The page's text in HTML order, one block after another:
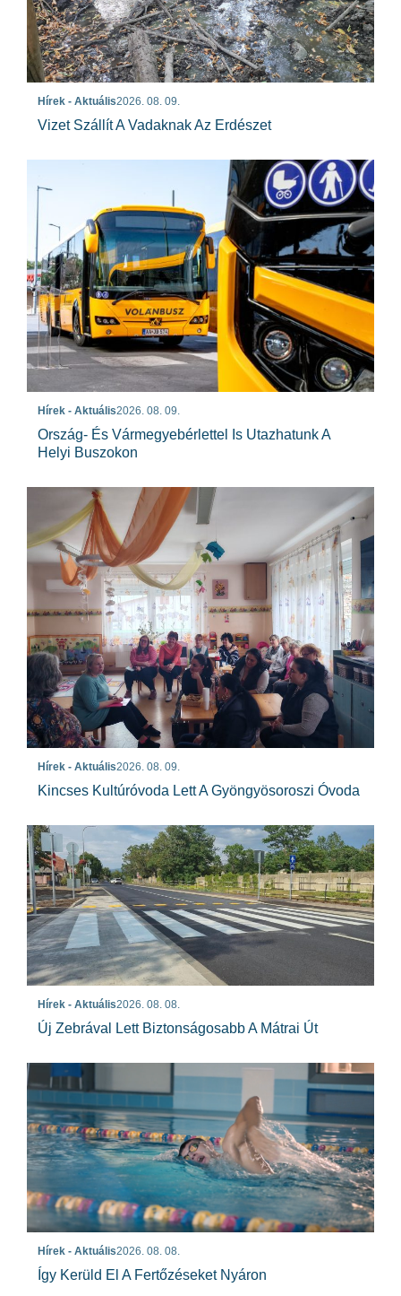
Hírek - Aktuális2026. 08. 09.
Vizet Szállít A Vadaknak Az Erdészet
Hírek - Aktuális2026. 08. 09.
Ország- És Vármegyebérlettel Is Utazhatunk A
Helyi Buszokon
Hírek - Aktuális2026. 08. 09.
Kincses Kultúróvoda Lett A Gyöngyösoroszi Óvoda
Hírek - Aktuális2026. 08. 08.
Új Zebrával Lett Biztonságosabb A Mátrai Út
Hírek - Aktuális2026. 08. 08.
Így Kerüld El A Fertőzéseket Nyáron